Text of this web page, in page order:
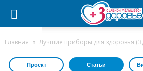
Главная Лучшие приборы для здоровья
Проект Статьи